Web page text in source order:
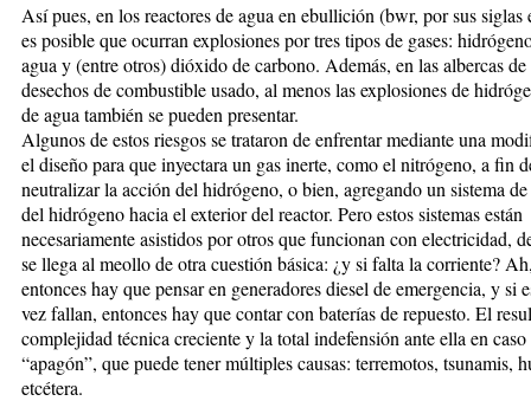
Así pues, en los reactores de agua en ebullición (bwr, por sus siglas
es posible que ocurran explosiones por tres tipos de gases:
agua y (entre otros) dióxido de carbono. Además, en las albercas de
desechos de combustible usado, al menos las explosiones de
de agua también se pueden presentar.
Algunos de estos riesgos se trataron de enfrentar mediante una
el diseño para que inyectara un gas inerte, como el nitrógeno, a fin
neutralizar la acción del hidrógeno, o bien, agregando un sistema
del hidrógeno hacia el exterior del reactor. Pero estos sistemas están
necesariamente asistidos por otros que funcionan con electricidad,
se llega al meollo de otra cuestión básica: ¿y si falta la corriente?
entonces hay que pensar en generadores diesel de emergencia, y si
vez fallan, entonces hay que contar con baterías de repuesto. El
complejidad técnica creciente y la total indefensión ante ella en
“apagón”, que puede tener múltiples causas: terremotos, tsunamis,
etcétera.